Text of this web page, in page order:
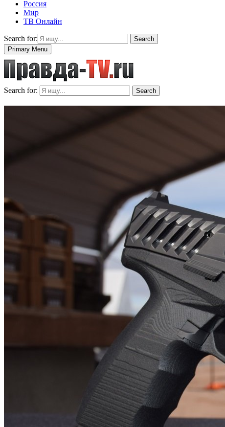
Россия
Мир
ТВ Онлайн
Search for:
Search
Primary Menu
Search for: Search